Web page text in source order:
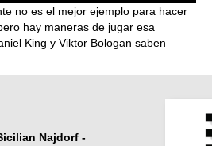
no es el mejor ejemplo para hacer
hay maneras de jugar esa
King y Viktor Bologan saben
Najdorf -